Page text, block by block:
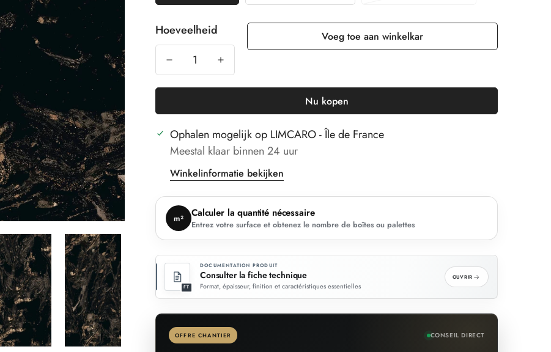
Hoeveelheid Voeg toe aan winkelkar
Nu kopen
Ophalen mogelijk op LIMCARO - Île de France
Meestal klaar binnen 24 uur
Winkelinformatie bekijken
m² Calculer la quantité nécessaire
Entrez votre surface et obtenez le nombre de boîtes ou palettes
FT
DOCUMENTATION PRODUIT
Consulter la fiche technique
Format, épaisseur, finition et caractéristiques essentielles
OUVRIR
OFFRE CHANTIER CONSEIL DIRECT